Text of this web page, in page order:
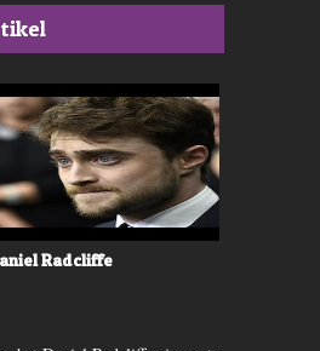
Radcliffe
hat Daniel Radcliffe eine gute
Connelly